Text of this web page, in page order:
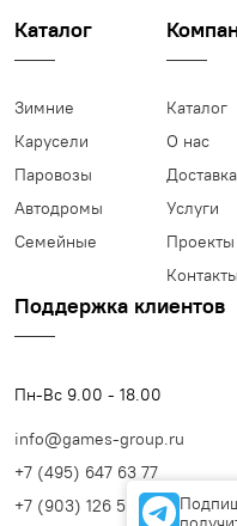
Каталог
Зимние
Карусели
Паровозы
Автодромы
Семейные
Каталог
О нас
Услуги
Проекты
Контакты
Поддержка клиентов
Пн-Вс 9.00 - 18.00
info@games-group.ru
+7 (495) 647 63 77
+7 (903) 126 56 99